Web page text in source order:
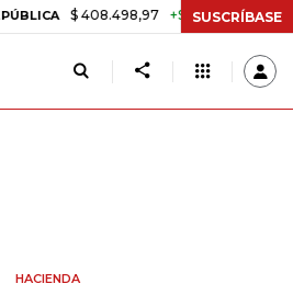
$ 408.498,97 +$ 8.753,81 +2,19%
SUSCRÍBASE
HACIENDA